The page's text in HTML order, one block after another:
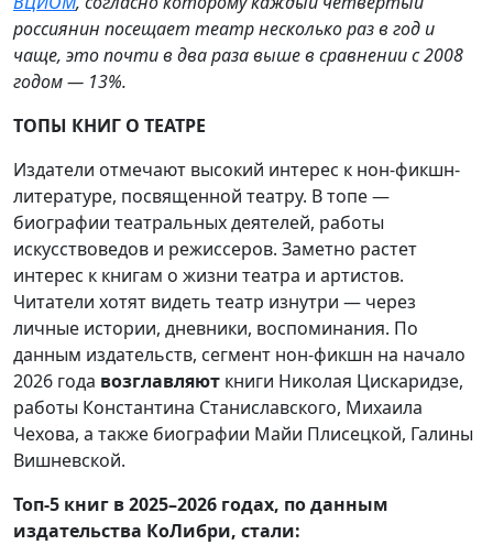
россиянин посещает театр несколько раз в год и
чаще, это почти в два раза выше в сравнении с 2008
годом — 13%.
ТОПЫ КНИГ О ТЕАТРЕ
Издатели отмечают высокий интерес к нон-фикшн-
литературе, посвященной театру. В топе —
биографии театральных деятелей, работы
искусствоведов и режиссеров. Заметно растет
интерес к книгам о жизни театра и артистов.
Читатели хотят видеть театр изнутри — через
личные истории, дневники, воспоминания. По
данным издательств, сегмент нон-фикшн на начало
2026 года возглавляют книги Николая Цискаридзе,
работы Константина Станиславского, Михаила
Чехова, а также биографии Майи Плисецкой, Галины
Вишневской.
Топ-5 книг в 2025–2026 годах, по данным
издательства КоЛибри, стали: